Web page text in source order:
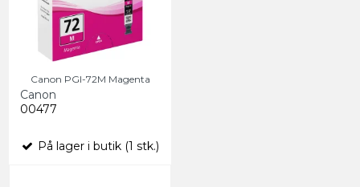
Canon PGI-72M Magenta
Canon
00477
På lager i butik (1 stk.)